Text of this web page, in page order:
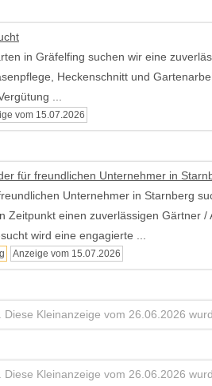
in Gräfelfing suchen wir eine
Heckenschnitt und
...
vom 15.07.2026
für freundlichen Unternehmer in
Unternehmer in Starnberg
Zeitpunkt einen zuverlässigen Gärtner /
wird eine engagierte ...
Anzeige vom 15.07.2026
Diese Kleinanzeige vom 26.06.2026
Diese Kleinanzeige vom 26.06.2026